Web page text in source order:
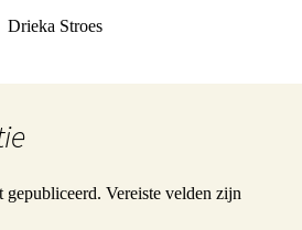
Drieka Stroes
gepubliceerd. Vereiste velden zijn